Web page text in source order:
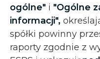
ogólne" i "Ogólne
informacji",
spółki powinny
raporty zgodnie z